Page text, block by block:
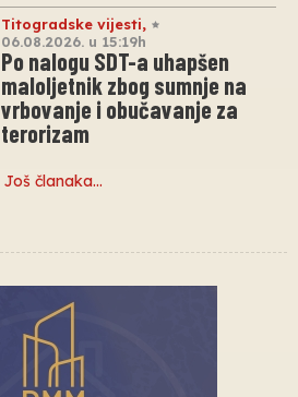
Titogradske vijesti,
06.08.2026. u 15:19h
Po nalogu SDT-a uhapšen
maloljetnik zbog sumnje na
vrbovanje i obučavanje za
terorizam
Još članaka…